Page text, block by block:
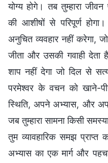
योग्य होगे। तब तुम्हारा
की आशीषों से परिपूर्ण
अनुचित व्यवहार नहीं करेगा,
जीता और उसकी गवाही देता
शाप नहीं देगा जो दिल से
परमेश्वर के वचन को खाने-
स्थिति, अपने अभ्यास, और
जब तुम्हारा सामना किसी
तुम व्यावहारिक समझ प्राप्त
अभ्यास का एक मार्ग और